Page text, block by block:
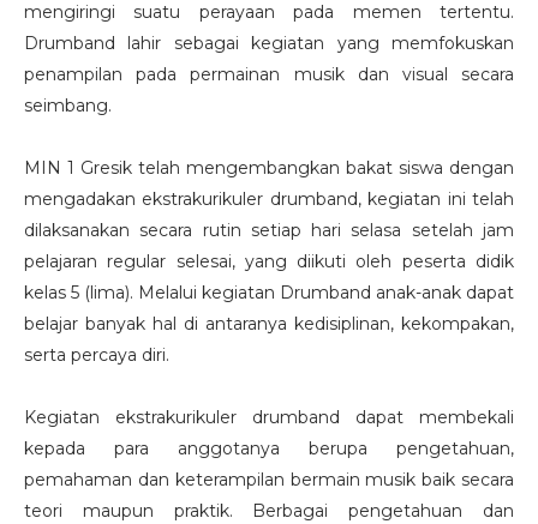
mengiringi suatu perayaan pada memen tertentu.
Drumband lahir sebagai kegiatan yang memfokuskan
penampilan pada permainan musik dan visual secara
seimbang.
MIN 1 Gresik telah mengembangkan bakat siswa dengan
mengadakan ekstrakurikuler drumband, kegiatan ini telah
dilaksanakan secara rutin setiap hari selasa setelah jam
pelajaran regular selesai, yang diikuti oleh peserta didik
kelas 5 (lima). Melalui kegiatan Drumband anak-anak dapat
belajar banyak hal di antaranya kedisiplinan, kekompakan,
serta percaya diri.
Kegiatan ekstrakurikuler drumband dapat membekali
kepada para anggotanya berupa pengetahuan,
pemahaman dan keterampilan bermain musik baik secara
teori maupun praktik. Berbagai pengetahuan dan